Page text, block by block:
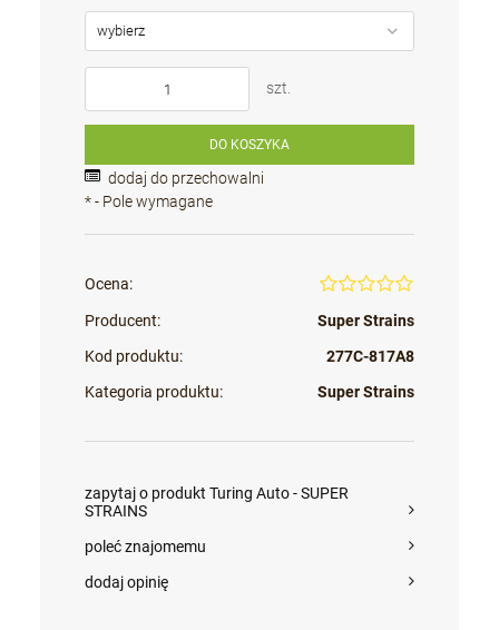
szt.
DO KOSZYKA
dodaj do przechowalni
*- Pole wymagane
Ocena:
Producent:
Super Strains
Kod produktu:
277C-817A8
Kategoria produktu:
Super Strains
zapytaj o produkt Turing Auto - SUPER
STRAINS
poleć znajomemu
dodaj opinię